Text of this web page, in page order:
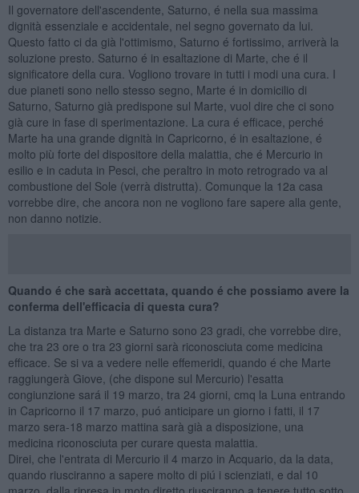
Il governatore dell'ascendente, Saturno, é nella sua massima
dignità essenziale e accidentale, nel segno governato da lui.
Questo fatto ci da già l'ottimismo, Saturno é fortissimo, arriverà la
soluzione presto. Saturno é in esaltazione di Marte, che é il
significatore della cura. Vogliono trovare in tutti i modi una cura. I
due pianeti sono nello stesso segno, Marte é in domicilio di
Saturno, Saturno già predispone sul Marte, vuol dire che ci sono
già cure in fase di sperimentazione. La cura é efficace, perché
Marte ha una grande dignità in Capricorno, é in esaltazione, é
molto più forte del dispositore della malattia, che é Mercurio in
esilio e in caduta in Pesci, che peraltro in moto retrogrado va al
combustione del Sole (verrà distrutta). Comunque la 12a casa
vorrebbe dire, che ancora non ne vogliono fare sapere alla gente,
non danno notizie.
Quando é che sarà accettata, quando é che possiamo avere la
conferma dell'efficacia di questa cura?
La distanza tra Marte e Saturno sono 23 gradi, che vorrebbe dire,
che tra 23 ore o tra 23 giorni sarà riconosciuta come medicina
efficace. Se si va a vedere nelle effemeridi, quando é che Marte
raggiungerà Giove, (che dispone sul Mercurio) l'esatta
congiunzione sará il 19 marzo, tra 24 giorni, cmq la Luna entrando
in Capricorno il 17 marzo, puó anticipare un giorno i fatti, il 17
marzo sera-18 marzo mattina sarà già a disposizione, una
medicina riconosciuta per curare questa malattia.
Direi, che l'entrata di Mercurio il 4 marzo in Acquario, da la data,
quando riusciranno a sapere molto di piú i scienziati, e dal 10